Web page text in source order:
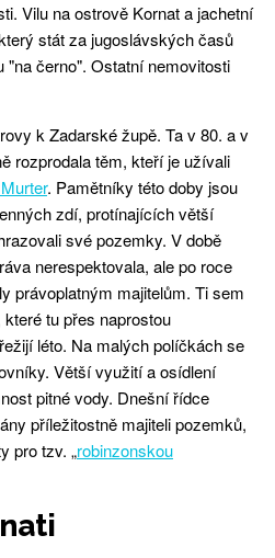
Vilu na ostrově Kornat a jachetní
stát za jugoslávských časů
černo". Ostatní nemovitosti
k Zadarské župě. Ta v 80. a v
rozprodala těm, kteří je užívali
. Pamětníky této doby jsou
zdí, protínajících větší
své pozemky. V době
nerespektovala, ale po roce
právoplatným majitelům. Ti sem
tu přes naprostou
léto. Na malých políčkách se
Větší využití a osídlení
pitné vody. Dnešní řídce
příležitostně majiteli pozemků,
pro tzv. „robinzonskou